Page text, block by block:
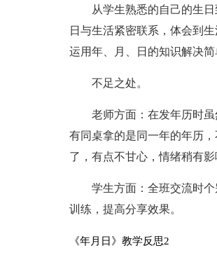
从学生熟悉的自己的生
日与生活紧密联系，体会到
运用年、月、日的知识解决
不足之处。
老师方面：在发年历时
有同桌拿的是同一年的年历
了，有点不甘心，情绪稍有
学生方面：全班交流时
训练，提高分享效果。
《年月日》教学反思2